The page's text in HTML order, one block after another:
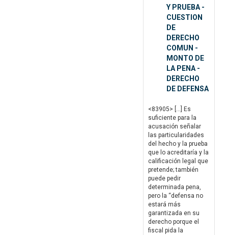
Y PRUEBA -
CUESTION
DE
DERECHO
COMUN -
MONTO DE
LA PENA -
DERECHO
DE DEFENSA
<83905> […] Es
suficiente para la
acusación señalar
las particularidades
del hecho y la prueba
que lo acreditaría y la
calificación legal que
pretende; también
puede pedir
determinada pena,
pero la “defensa no
estará más
garantizada en su
derecho porque el
fiscal pida la